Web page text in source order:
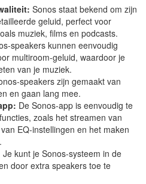
Sonos staat bekend om zijn
geluid, perfect voor
muziek, films en podcasts.
speakers kunnen eenvoudig
multiroom-geluid, waardoor je
van je muziek.
speakers zijn gemaakt van
en gaan lang mee.
De Sonos-app is eenvoudig te
zoals het streamen van
EQ-instellingen en het maken
Je kunt je Sonos-systeem in de
door extra speakers toe te